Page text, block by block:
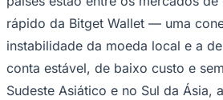
Corinthians
rápido da Bitget Wallet — uma
instabilidade da moeda local e a
conta estável, de baixo custo e
Sudeste Asiático e no Sul da Ásia,